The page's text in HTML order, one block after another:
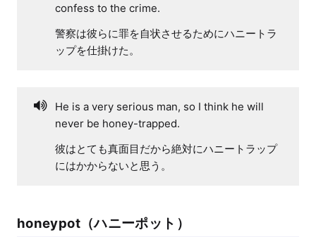
confess to the crime.
警察は彼らに罪を自状させるためにハニートラ
ップを仕掛けた。
He is a very serious man, so I think he will
never be honey-trapped.
彼はとても真面目だから絶対にハニートラップ
にはかからないと思う。
honeypot（ハニーポット）